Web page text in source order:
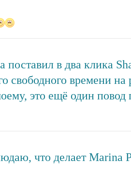
поставил в два клика
свободного времени на
это ещё один повод
что делает Marina